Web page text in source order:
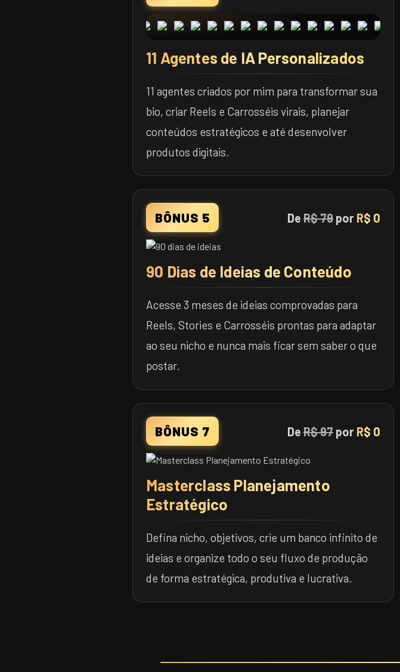
11 Agentes de IA Personalizados
11 agentes criados por mim para transformar sua
bio, criar Reels e Carrosséis virais, planejar
conteúdos estratégicos e até desenvolver
produtos digitais.
BÔNUS 5 De R$ 79 por R$ 0
90 Dias de Ideias de Conteúdo
Acesse 3 meses de ideias comprovadas para
Reels, Stories e Carrosséis prontas para adaptar
ao seu nicho e nunca mais ficar sem saber o que
postar.
BÔNUS 7 De R$ 97 por R$ 0
Masterclass Planejamento
Estratégico
Defina nicho, objetivos, crie um banco infinito de
ideias e organize todo o seu fluxo de produção
de forma estratégica, produtiva e lucrativa.